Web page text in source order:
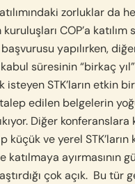
zorluklar da
COP’a
başvurusu yapılırken,
süresinin “birkaç
STK’ların etkin
edilen belgelerin
Diğer
ve yerel
katılmaya ayırmasının
çok açık. Bu tür